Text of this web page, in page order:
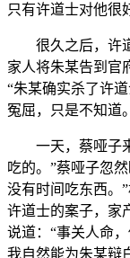
只有许道士对他很
很久之后，许
家人将朱某告到官
“朱某确实杀了许
冤屈，只是不知道
一天，蔡哑子
吃的。”蔡哑子忽
没有时间吃东西。
许道士的案子，家
说道：“事关人命
我自然能为朱某辩